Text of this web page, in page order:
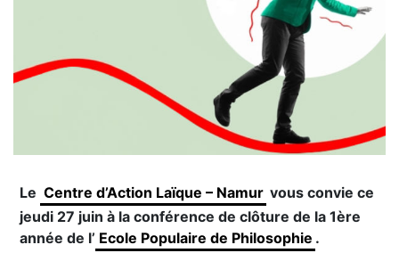
Le Centre d’Action Laïque – Namur vous convie ce
jeudi 27 juin à la conférence de clôture de la 1ère
année de l’ Ecole Populaire de Philosophie .